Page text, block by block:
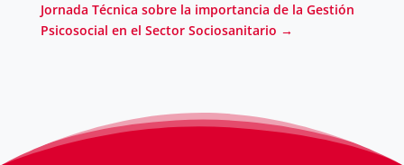
Jornada Técnica sobre la importancia de la Gestión
Psicosocial en el Sector Sociosanitario →